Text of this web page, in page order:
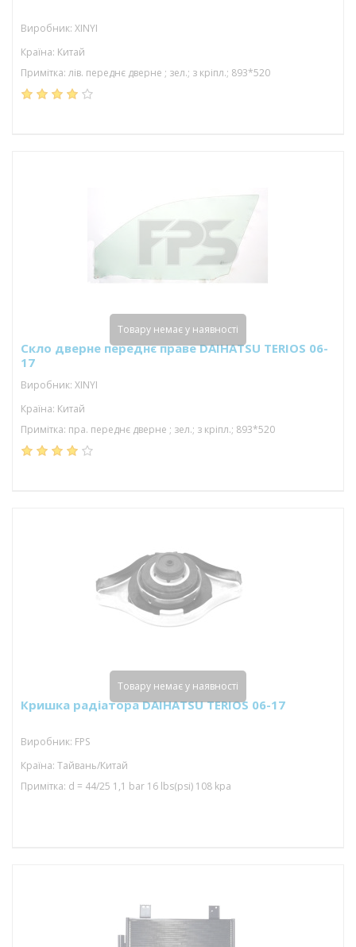
Виробник: XINYI
Країна: Китай
Примітка: лів. переднє дверне ; зел.; з кріпл.; 893*520
Скло дверне переднє праве DAIHATSU TERIOS 06-
17
Виробник: XINYI
Країна: Китай
Примітка: пра. переднє дверне ; зел.; з кріпл.; 893*520
Товару немає у наявності
Кришка радіатора DAIHATSU TERIOS 06-17
Виробник: FPS
Країна: Тайвань/Китай
Примітка: d = 44/25 1,1 bar 16 lbs(psi) 108 kpa
Товару немає у наявності